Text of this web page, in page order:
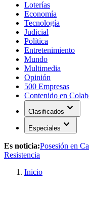
Loterías
Economía
Tecnología
Judicial
Política
Entretenimiento
Mundo
Multimedia
Opinión
500 Empresas
Contenido en
Clasificados expand_more
Especiales expand_more
Es noticia:Posesión en
Resistencia
Inicio